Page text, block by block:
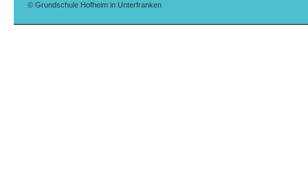
© Grundschule Hofheim in Unterfranken